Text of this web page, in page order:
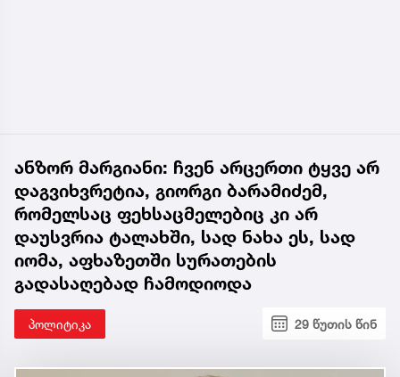
ანზორ მარგიანი: ჩვენ არცერთი ტყვე არ
დაგვიხვრეტია, გიორგი ბარამიძემ,
რომელსაც ფეხსაცმელებიც კი არ
დაუსვრია ტალახში, სად ნახა ეს, სად
იომა, აფხაზეთში სურათების
გადასაღებად ჩამოდიოდა
პოლიტიკა 29 წუთის წინ